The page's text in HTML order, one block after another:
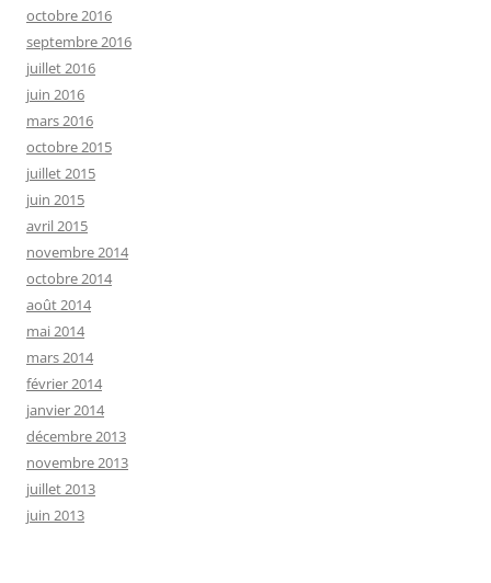
octobre 2016
septembre 2016
juillet 2016
juin 2016
mars 2016
octobre 2015
juillet 2015
juin 2015
avril 2015
novembre 2014
octobre 2014
août 2014
mai 2014
mars 2014
février 2014
janvier 2014
décembre 2013
novembre 2013
juillet 2013
juin 2013